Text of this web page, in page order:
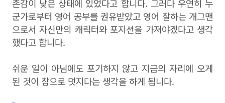
존감이 낮은 상태에 있었다고 합니다. 그러다 우연히 누
군가로부터 영어 공부를 권유받았고 영어 잘하는 개그맨
으로서 자신만의 캐릭터와 포지션을 가져야겠다고 생각
했다고 합니다.
쉬운 일이 아님에도 포기하지 않고 지금의 자리에 오게
된 것이 참으로 멋지다는 생각을 하게 됩니다.